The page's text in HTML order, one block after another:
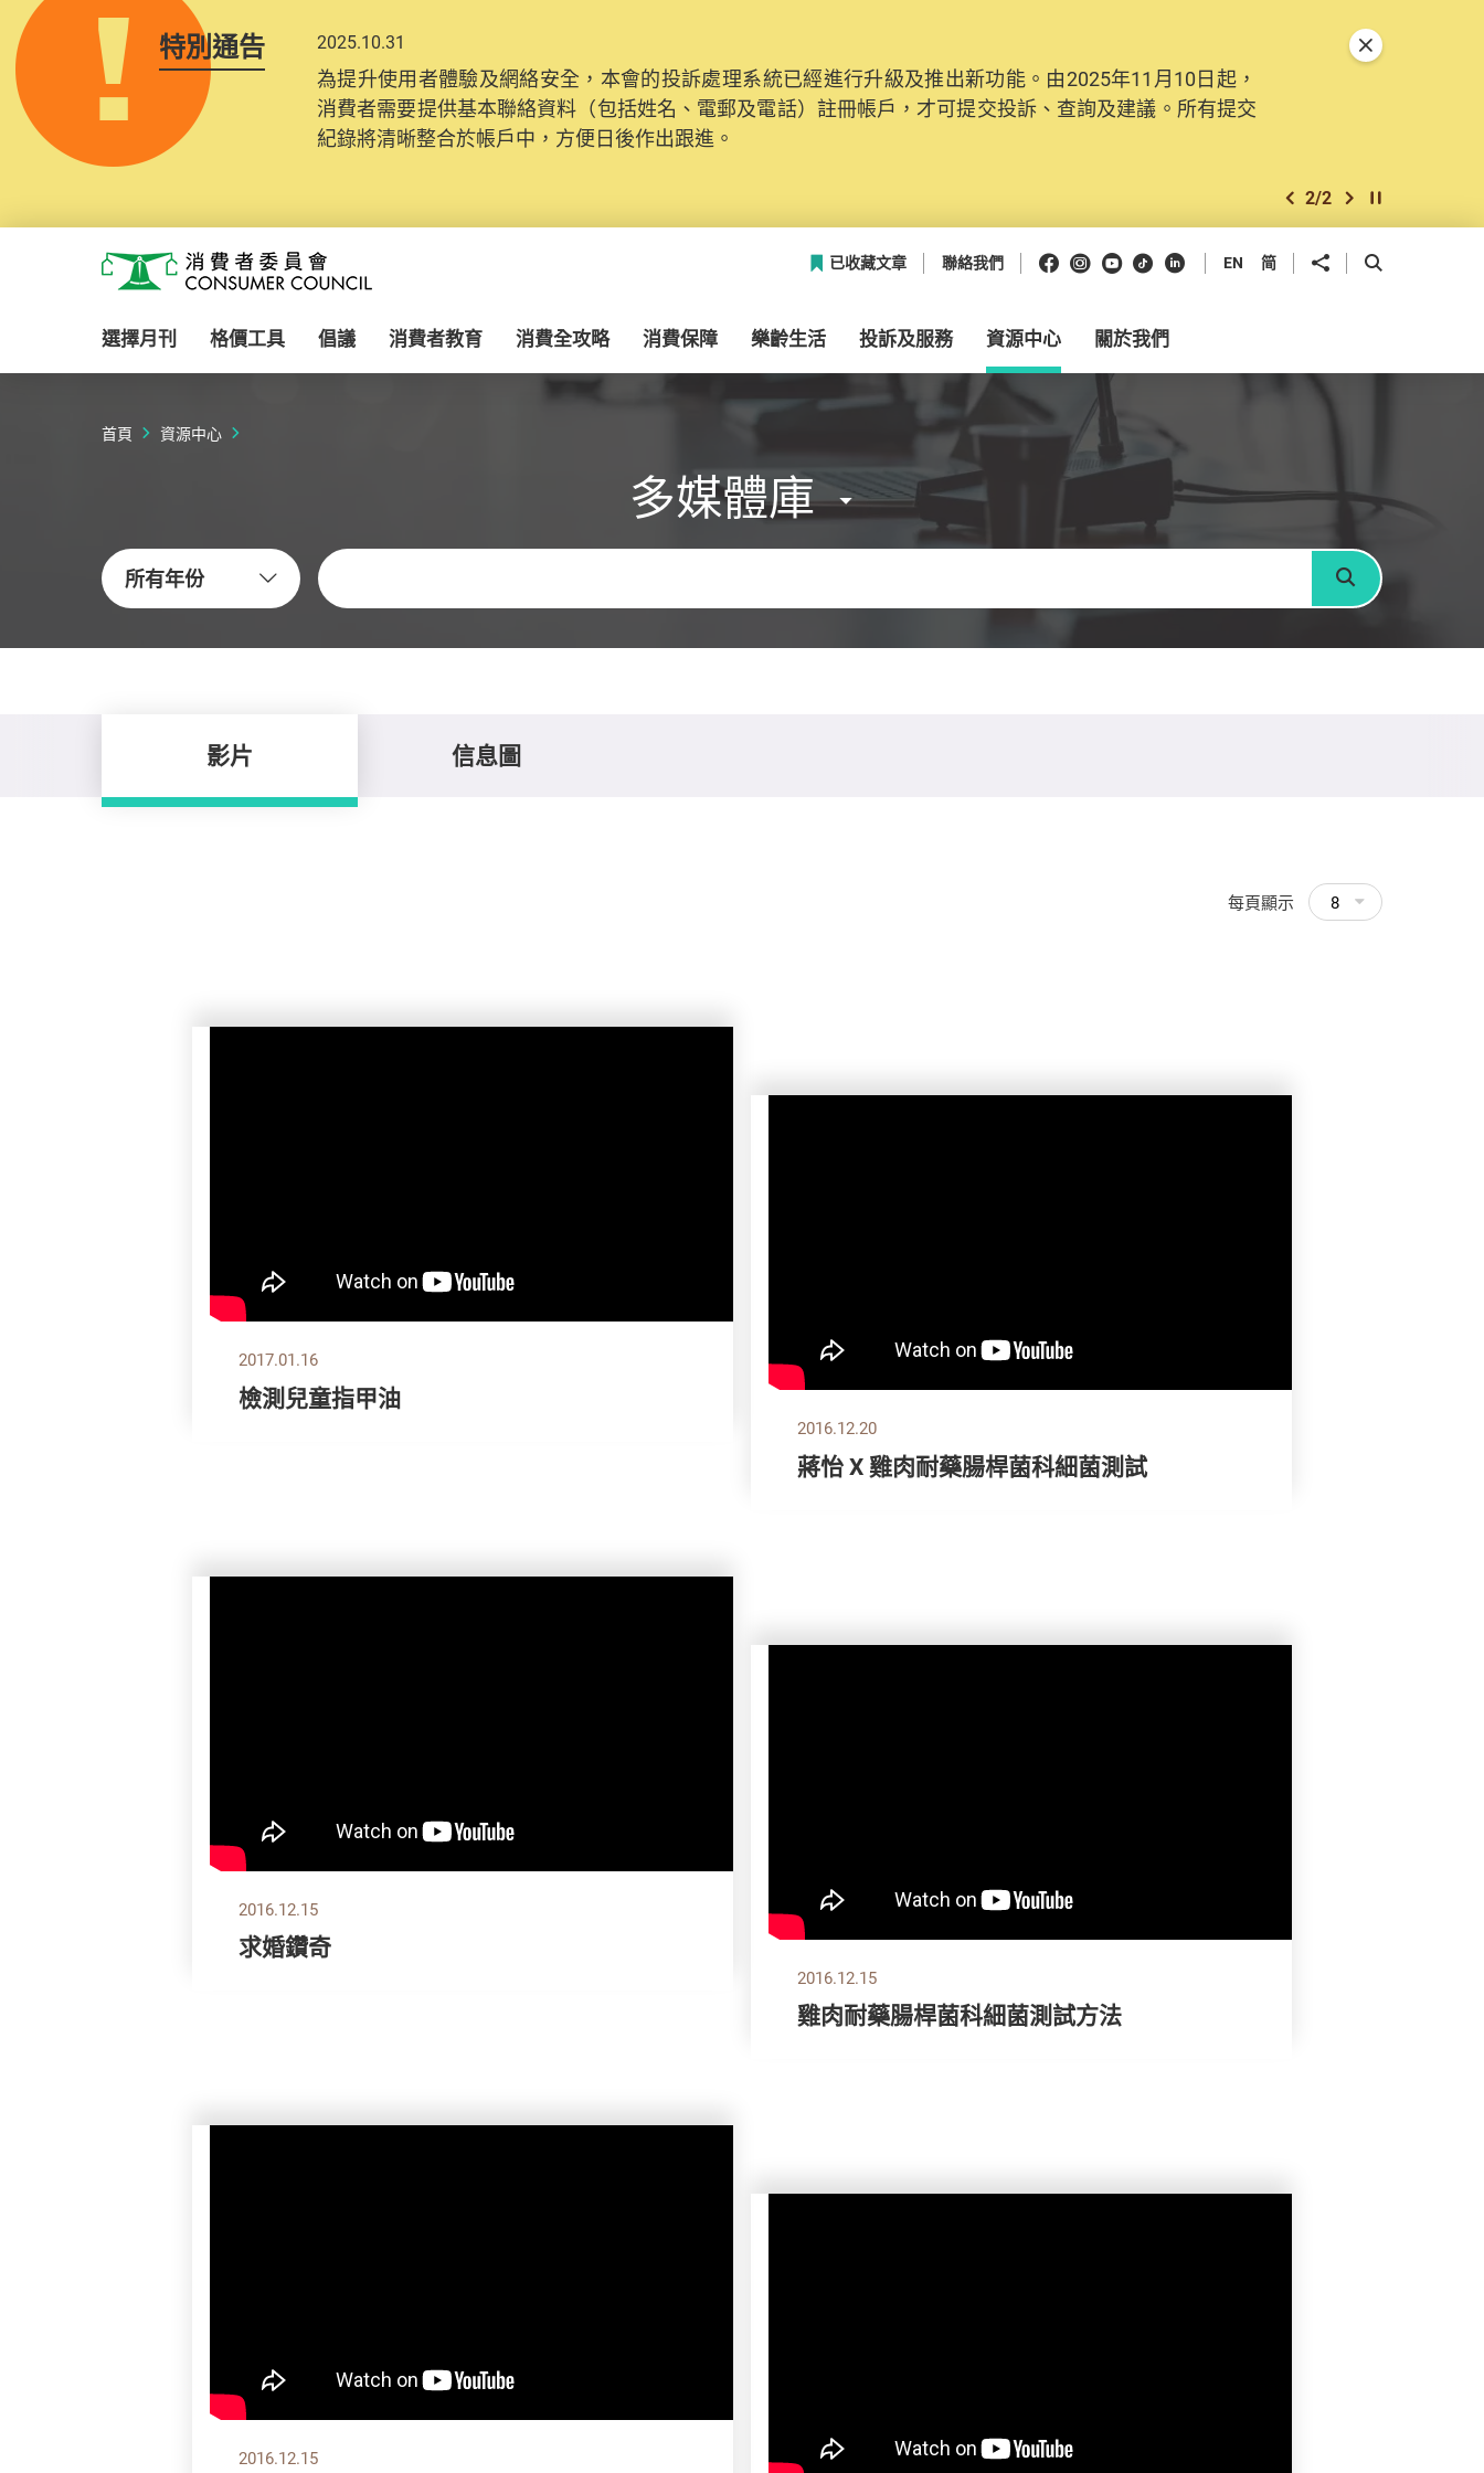
特別通告 2025.10.31
為提升使用者體驗及網絡安全，本會的投訴處理系統已經進行升級及推出新功能。由2025年11月10日起，
消費者需要提供基本聯絡資料（包括姓名、電郵及電話）註冊帳戶，才可提交投訴、查詢及建議。所有提交
紀錄將清晰整合於帳戶中，方便日後作出跟進。
上一個
2/2 下一個開始/暫停幻燈
關閉特別通告
消費者委員會
已收藏文章 聯絡我們 Facebook
Instagram
Youtube
抖音領英 EN 简 分享到 開啟搜尋框
選擇月刊 格價工具 倡議 消費者教育 消費全攻略 消費保障 樂齡生活 投訴及服務 資源中心 關於我們
首頁 資源中心
多媒體庫
所有年份
關鍵字
搜尋
影片 信息圖
每頁顯示 8
2017.01.16
檢測兒童指甲油
2016.12.20
蔣怡 X 雞肉耐藥腸桿菌科細菌測試
2016.12.15
求婚鑽奇
2016.12.15
雞肉耐藥腸桿菌科細菌測試方法
2016.12.15